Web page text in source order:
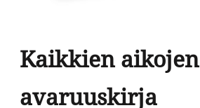
Kaikkien aikojen
avaruuskirja